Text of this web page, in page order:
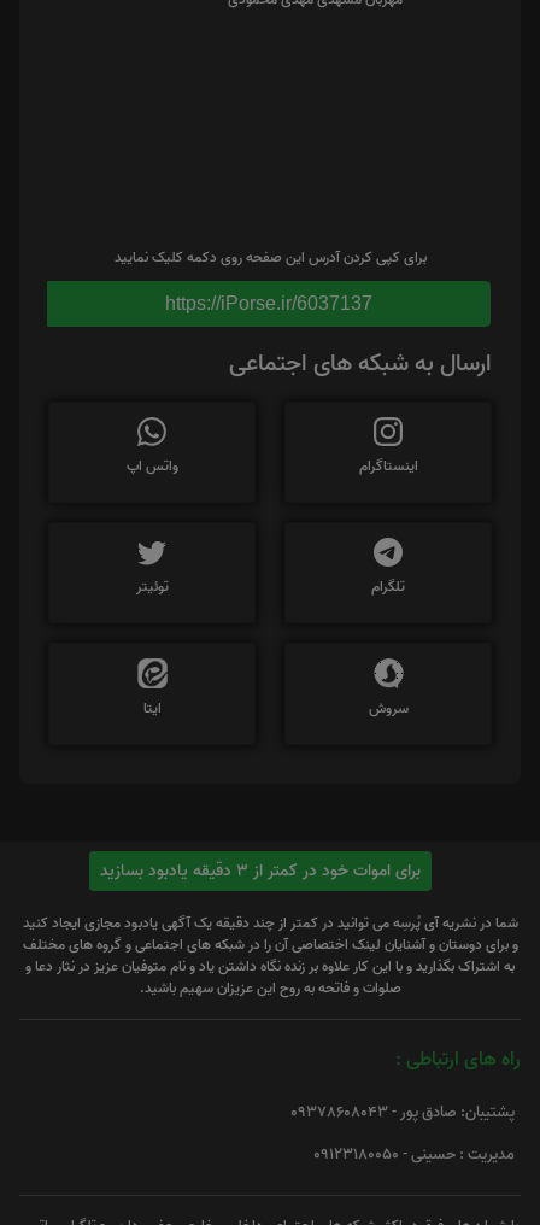
برای کپی کردن آدرس این صفحه روی دکمه کلیک نمایید
https://iPorse.ir/6037137
ارسال به شبکه های اجتماعی
اینستاگرام واتس اپ
تلگرام توئیتر
سروش ایتا
برای اموات خود در کمتر از 3 دقیقه یادبود بسازید
شما در نشریه آی پُرسِه می توانید در کمتر از چند دقیقه یک آگهی یادبود مجازی ایجاد کنید
و برای دوستان و آشنایان لینک اختصاصی آن را در شبکه های اجتماعی و گروه های مختلف
به اشتراک بگذارید و با این کار علاوه بر زنده نگاه داشتن یاد و نام متوفیان عزیز در نثار دعا و
صلوات و فاتحه به روح این عزیزان سهیم باشید.
راه های ارتباطی :
پشتیبان: صادق پور - 09378608043
مدیریت : حسینی - 09123180050